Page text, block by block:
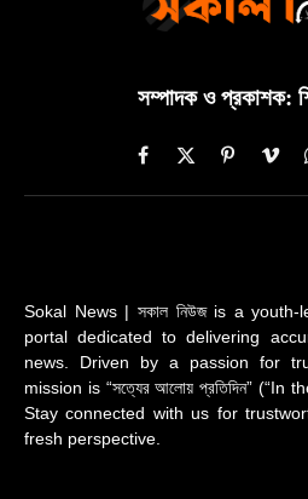
সম্পাদক ও প্রকাশক:
Facebook
X
(Twitter)
Pinterest
Sokal News | সকাল নিউজ is a
portal dedicated to delivering
news. Driven by a passion for
mission is “সত্যের আলোয় প্রতিদিন” (“In
Stay connected with us for
fresh perspective.